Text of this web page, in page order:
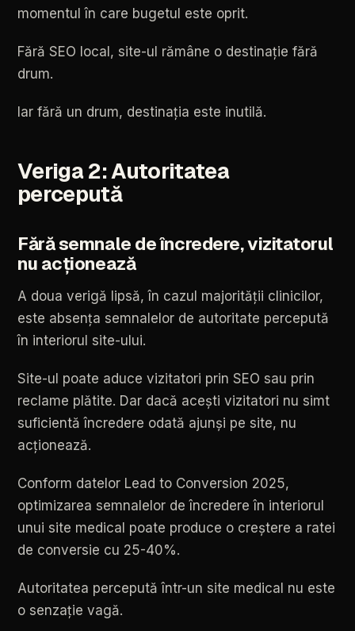
momentul în care bugetul este oprit.
Fără SEO local, site-ul rămâne o destinație fără
drum.
Iar fără un drum, destinația este inutilă.
Veriga2:Autoritatea
percepută
Fărăsemnale deîncredere,vizitatorul
nu acționează
A doua verigă lipsă, în cazul majorității clinicilor,
este absența semnalelor de autoritate percepută
în interiorul site-ului.
Site-ul poate aduce vizitatori prin SEO sau prin
reclame plătite. Dar dacă acești vizitatori nu simt
suficientă încredere odată ajunși pe site, nu
acționează.
Conform datelor Lead to Conversion 2025,
optimizarea semnalelor de încredere în interiorul
unui site medical poate produce o creștere a ratei
de conversie cu 25-40%.
Autoritatea percepută într-un site medical nu este
o senzație vagă.